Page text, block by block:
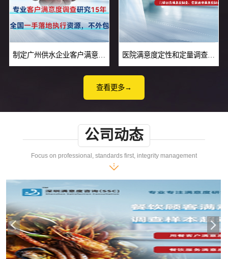
物业满意度调查报告结构 公园游客满意度调查方法有哪些
查看更多→
公司动态
Focus on professional, standards first, integrity management